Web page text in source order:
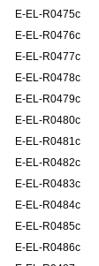
E-EL-R0475c
E-EL-R0476c
E-EL-R0477c
E-EL-R0478c
E-EL-R0479c
E-EL-R0480c
E-EL-R0481c
E-EL-R0482c
E-EL-R0483c
E-EL-R0484c
E-EL-R0485c
E-EL-R0486c